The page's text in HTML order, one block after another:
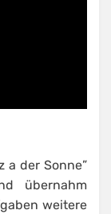
a der Sonne”
übernahm
weitere